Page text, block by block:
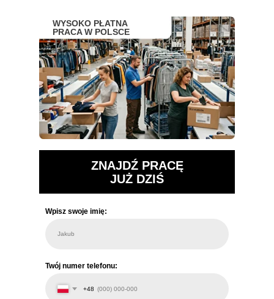
WYSOKO PŁATNA
PRACA W POLSCE
Wpisz swoje imię:
Jakub
Twój numer telefonu:
+48
ZNAJDŹ PRACĘ
JUŻ DZIŚ